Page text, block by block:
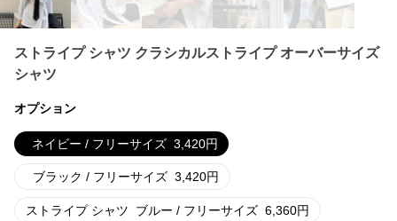
ストライプ シャツ クラシカルストライプ オーバーサイズ
シャツ
オプション
ネイビー / フリーサイズ 3,420円
ブラック / フリーサイズ 3,420円
ストライプ シャツ ブルー / フリーサイズ 6,360円